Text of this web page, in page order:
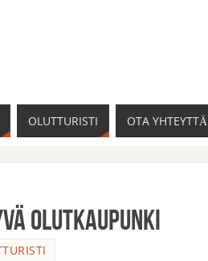
OLUTTURISTI OTA YHTEYTTÄ
olutkaupunki